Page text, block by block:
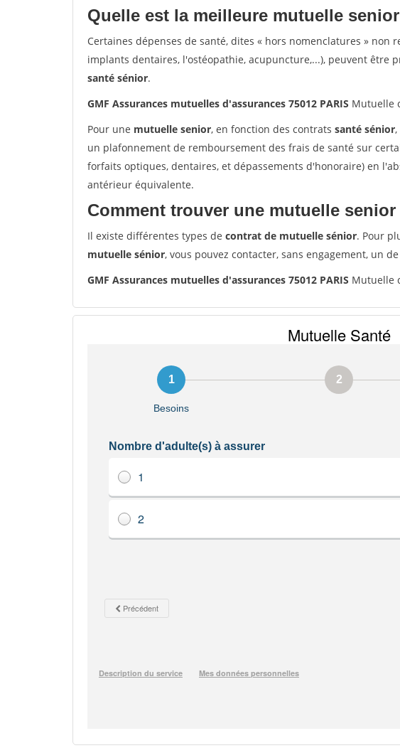
Quelle est la meilleure mutuelle
Certaines dépenses de santé, dites « hors nomenclatures » non
implants dentaires, l'ostéopathie, acupuncture,...), peuvent être
santé sénior.
GMF Assurances mutuelles d'assurances 75012 PARIS Mutuelle
Pour une mutuelle senior, en fonction des contrats santé sénior
un plafonnement de remboursement des frais de santé sur
forfaits optiques, dentaires, et dépassements d'honoraire) en
antérieur équivalente.
Comment trouver une mutuelle senior
Il existe différentes types de contrat de mutuelle sénior. Pour
mutuelle sénior, vous pouvez contacter, sans engagement, un
GMF Assurances mutuelles d'assurances 75012 PARIS Mutuelle